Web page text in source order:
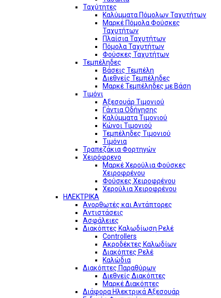
Ταχύτητες
Καλύμματα Πόμολων Ταχυτήτων
Μαρκέ Πόμολα Φούσκες
Ταχυτήτων
Πλαίσια Ταχυτήτων
Πόμολα Ταχυτήτων
Φούσκες Ταχυτήτων
Τεμπέληδες
Βάσεις Τεμπέλη
Διεθνείς Τεμπέληδες
Μαρκέ Τεμπέληδες με Βάση
Τιμόνι
Αξεσουάρ Τιμονιού
Γάντια Οδήγησης
Καλύμματα Τιμονιού
Κώνοι Τιμονιού
Τεμπέληδες Τιμονιού
Τιμόνια
Τραπεζάκια Φορτηγών
Χειρόφρενο
Μαρκέ Χερούλια Φούσκες
Χειροφρένου
Φούσκες Χειροφρένου
Χερούλια Χειροφρένου
ΗΛΕΚΤΡΙΚΑ
Ανορθωτές και Αντάπτορες
Αντιστάσεις
Ασφάλειες
Διακόπτες Καλωδίωση Ρελέ
Controllers
Ακροδέκτες Καλωδίων
Διακόπτες Ρελέ
Καλώδια
Διακόπτες Παραθύρων
Διεθνείς Διακόπτες
Μαρκέ Διακόπτες
Διάφορα Ηλεκτρικά Αξεσουάρ